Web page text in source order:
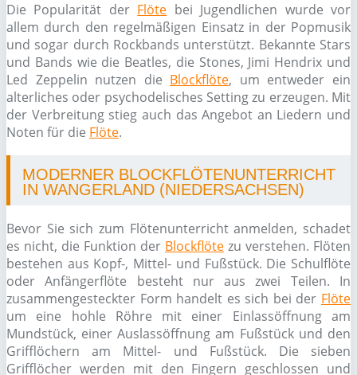
Die Popularität der Flöte bei Jugendlichen wurde vor
allem durch den regelmäßigen Einsatz in der Popmusik
und sogar durch Rockbands unterstützt. Bekannte Stars
und Bands wie die Beatles, die Stones, Jimi Hendrix und
Led Zeppelin nutzen die Blockflöte, um entweder ein
alterliches oder psychodelisches Setting zu erzeugen. Mit
der Verbreitung stieg auch das Angebot an Liedern und
Noten für die Flöte.
MODERNER BLOCKFLÖTENUNTERRICHT
IN WANGERLAND (NIEDERSACHSEN)
Bevor Sie sich zum Flötenunterricht anmelden, schadet
es nicht, die Funktion der Blockflöte zu verstehen. Flöten
bestehen aus Kopf-, Mittel- und Fußstück. Die Schulflöte
oder Anfängerflöte besteht nur aus zwei Teilen. In
zusammengesteckter Form handelt es sich bei der Flöte
um eine hohle Röhre mit einer Einlassöffnung am
Mundstück, einer Auslassöffnung am Fußstück und den
Grifflöchern am Mittel- und Fußstück. Die sieben
Grifflöcher werden mit den Fingern geschlossen und